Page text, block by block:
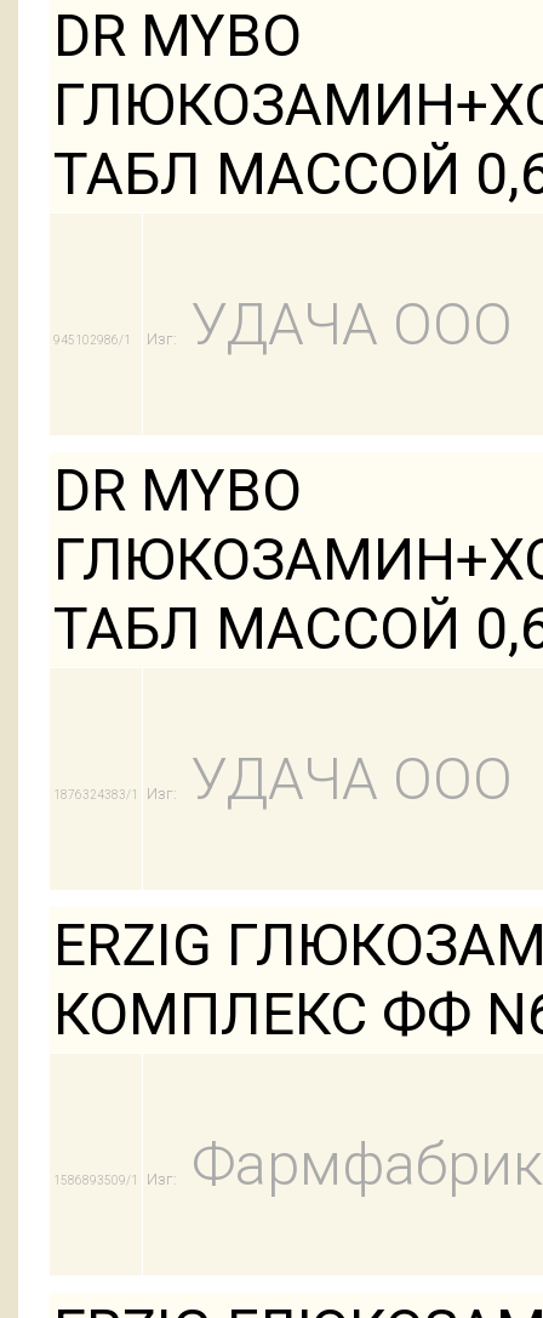
DR MYBO
ТАБЛ МАССОЙ
945102986/1 Изг: УДАЧА ООО
DR MYBO
ТАБЛ МАССОЙ
1876324383/1 Изг: УДАЧА ООО
ERZIG
КОМПЛЕКС ФФ
1586893509/1 Изг: